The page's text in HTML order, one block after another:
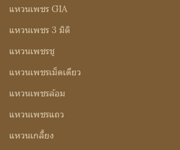
แหวนเพชร GIA
แหวนเพชร 3 มิติ
แหวนเพชรชู
แหวนเพชรเม็ดเดียว
แหวนเพชรล้อม
แหวนเพชรแถว
แหวนเกลี้ยง